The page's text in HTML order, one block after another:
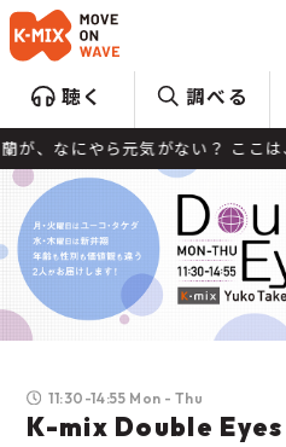
聴く 調べる
ら元気がない？ ここは、伝説
11:30-14:55 Mon - Thu
K-mix Double Eyes